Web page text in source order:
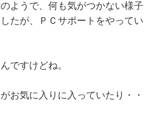
ようで、何も気がつかない様子
たが、ＰＣサポートをやって
ですけどね。
お気に入りに入っていたり・